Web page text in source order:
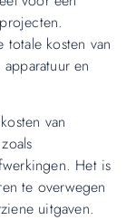
totale kosten van
en
van
Het is
te overwegen
uitgaven.